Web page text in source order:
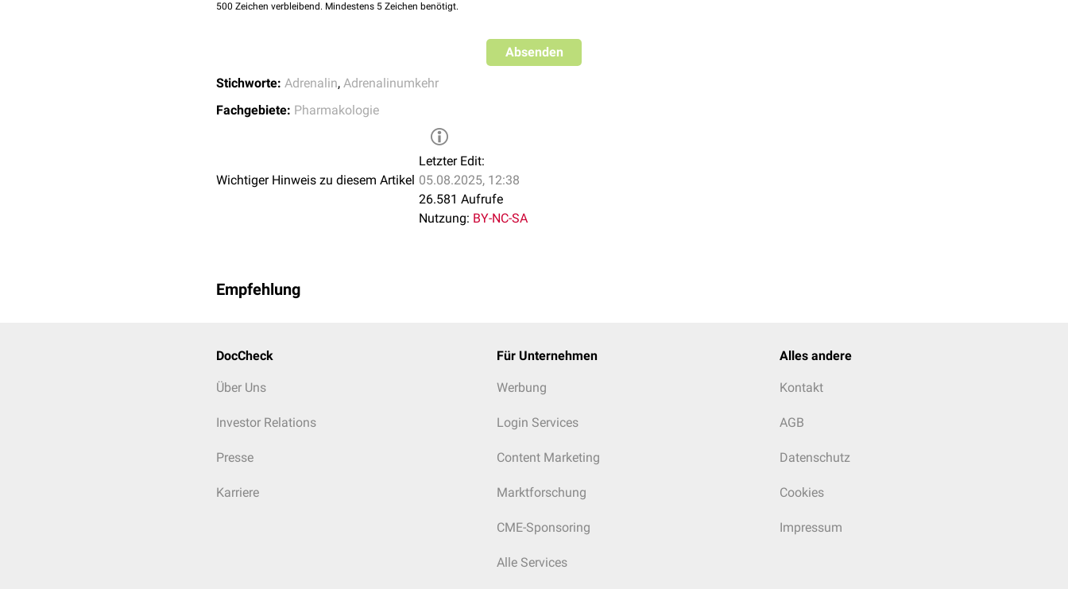
500 Zeichen verbleibend. Mindestens 5 Zeichen benötigt.
Absenden
Stichworte: Adrenalin, Adrenalinumkehr
Fachgebiete: Pharmakologie
Wichtiger Hinweis zu diesem Artikel
Letzter Edit:
05.08.2025, 12:38
26.581 Aufrufe
Nutzung: BY-NC-SA
Empfehlung
DocCheck
Über Uns
Investor Relations
Presse
Karriere
Für Unternehmen
Werbung
Login Services
Content Marketing
Marktforschung
CME-Sponsoring
Alle Services
Alles andere
Kontakt
AGB
Datenschutz
Cookies
Impressum